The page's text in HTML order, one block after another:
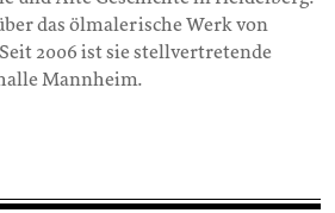
das ölmalerische Werk von
2006 ist sie stellvertretende
Mannheim.